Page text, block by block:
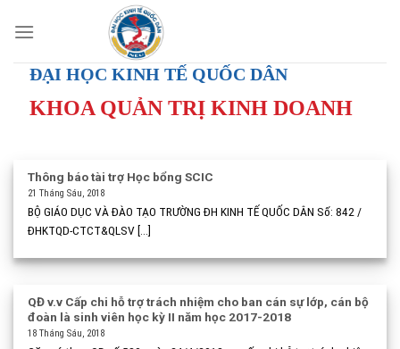
ĐẠI HỌC KINH TẾ QUỐC DÂN
KHOA QUẢN TRỊ KINH DOANH
Thông báo tài trợ Học bổng SCIC
21 Tháng Sáu, 2018
BỘ GIÁO DỤC VÀ ĐÀO TẠO TRƯỜNG ĐH KINH TẾ QUỐC DÂN Số: 842 /
ĐHKTQD-CTCT&QLSV [...]
QĐ v.v Cấp chi hỗ trợ trách nhiệm cho ban cán sự lớp, cán bộ
đoàn là sinh viên học kỳ II năm học 2017-2018
18 Tháng Sáu, 2018